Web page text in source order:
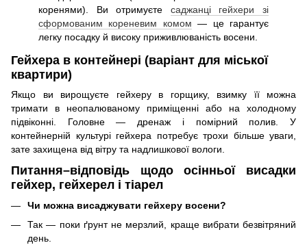
коренями). Ви отримуєте саджанці гейхери зі
сформованим кореневим комом — це гарантує
легку посадку й високу приживлюваність восени.
Гейхера в контейнері (варіант для міської
квартири)
Якщо ви вирощуєте гейхеру в горщику, взимку її можна
тримати в неопалюваному приміщенні або на холодному
підвіконні. Головне — дренаж і помірний полив. У
контейнерній культурі гейхера потребує трохи більше уваги,
зате захищена від вітру та надлишкової вологи.
Питання–відповідь щодо осінньої висадки
гейхер, гейхерел і тіарел
Чи можна висаджувати гейхеру восени?
Так — поки ґрунт не мерзлий, краще вибрати безвітряний
день.